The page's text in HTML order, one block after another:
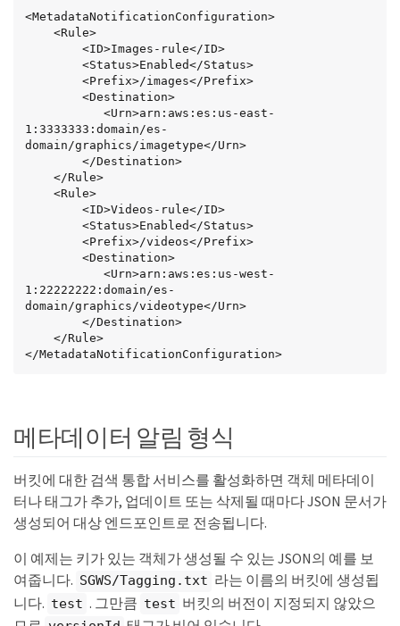
<MetadataNotificationConfiguration>
1:3333333:domain/es-
domain/graphics/imagetype</Urn>
1:22222222:domain/es-
domain/graphics/videotype</Urn>
</MetadataNotificationConfiguration>
메타데이터 알림 형식
버킷에 대한 검색 통합 서비스를 활성화하면 객체 메타데이
터나 태그가 추가, 업데이트 또는 삭제될 때마다 JSON 문서가
생성되어 대상 엔드포인트로 전송됩니다.
이 예제는 키가 있는 객체가 생성될 수 있는 JSON의 예를 보
여줍니다. SGWS/Tagging.txt 라는 이름의 버킷에 생성됩
니다. test . 그만큼 test 버킷의 버전이 지정되지 않았으